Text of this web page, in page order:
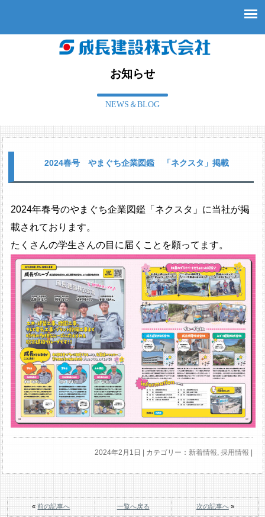
お知らせ
NEWS＆BLOG
2024春号 やまぐち企業図鑑 「ネクスタ」掲載
2024年春号のやまぐち企業図鑑「ネクスタ」に当社が掲
載されております。
たくさんの学生さんの目に届くことを願ってます。
2024年2月1日 | カテゴリー： 新着情報 ,採用情報 |
«前の記事へ 一覧へ戻る 次の記事へ»